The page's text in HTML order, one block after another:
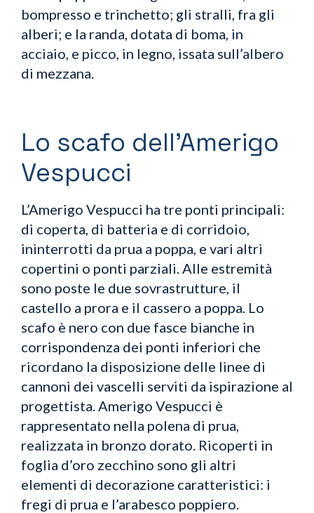
bompresso e trinchetto; gli stralli, fra gli
alberi; e la randa, dotata di boma, in
acciaio, e picco, in legno, issata sull’albero
di mezzana.
Lo scafo dell’Amerigo
Vespucci
L’Amerigo Vespucci ha tre ponti principali:
di coperta, di batteria e di corridoio,
ininterrotti da prua a poppa, e vari altri
copertini o ponti parziali. Alle estremità
sono poste le due sovrastrutture, il
castello a prora e il cassero a poppa. Lo
scafo è nero con due fasce bianche in
corrispondenza dei ponti inferiori che
ricordano la disposizione delle linee di
cannoni dei vascelli serviti da ispirazione al
progettista. Amerigo Vespucci è
rappresentato nella polena di prua,
realizzata in bronzo dorato. Ricoperti in
foglia d’oro zecchino sono gli altri
elementi di decorazione caratteristici: i
fregi di prua e l’arabesco poppiero.